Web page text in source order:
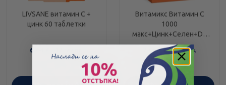
LIVSANE витамин С +
цинк 60 таблетки
6.64
Витамикс Витамин C
1000
макс+Цинк+Селен+D3
Таблетки. х30
7.05€ /13.79лв.